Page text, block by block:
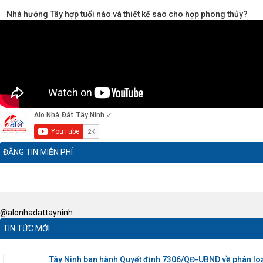
Nhà hướng Tây hợp tuổi nào và thiết kế sao cho hợp phong thủy?
ĐĂNG TIN MIỄN PHÍ
@alonhadattayninh
TIN TỨC MỚI
Tây Ninh ban hành Quyết định 7306/QĐ-UBND về phân